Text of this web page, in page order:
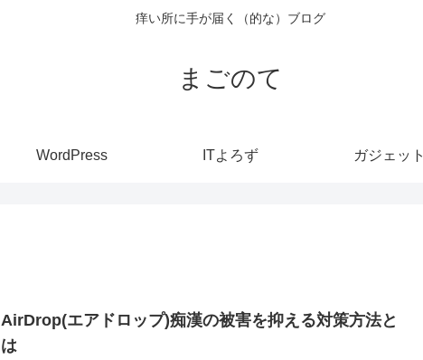
痒い所に手が届く（的な）ブログ
まごのて
WordPress ITよろず ガジェット
AirDrop(エアドロップ)痴漢の被害を抑える対策方法と
は